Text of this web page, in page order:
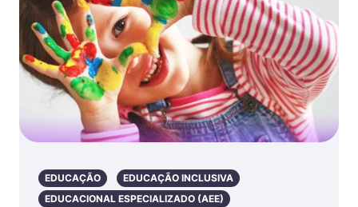
EDUCAÇÃO
EDUCAÇÃO INCLUSIVA
EDUCACIONAL ESPECIALIZADO (AEE)